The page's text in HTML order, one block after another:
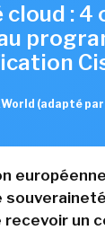
: 4
(adapté par
souveraineté
un